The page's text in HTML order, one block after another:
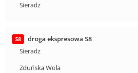
Sieradz
S8
droga ekspresowa S8
Sieradz
Zduńska Wola